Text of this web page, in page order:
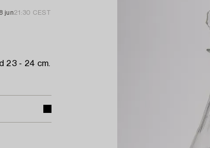
jun21:30 CEST
23 - 24 cm.